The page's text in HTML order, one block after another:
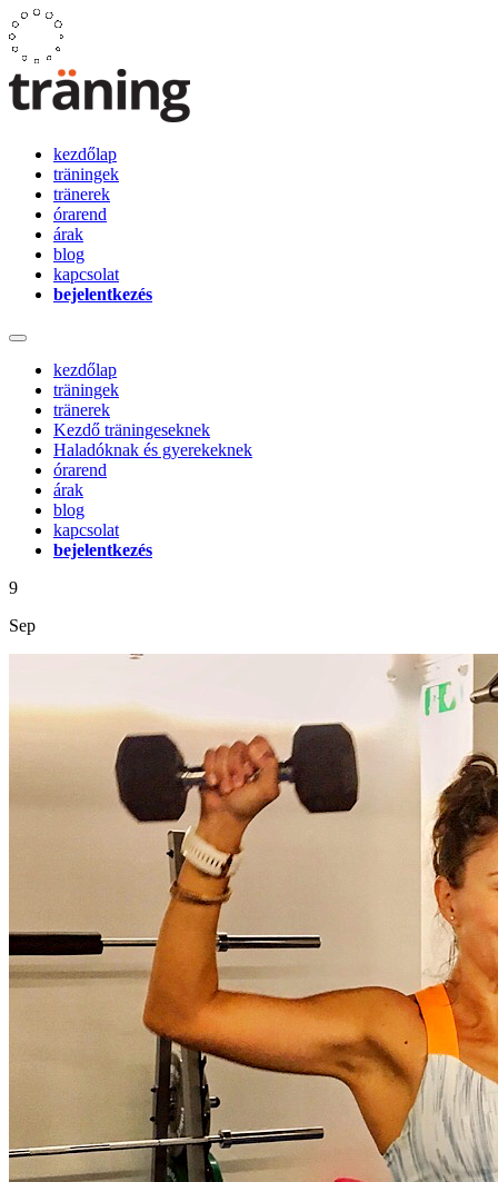
kezdőlap
träningek
tränerek
órarend
árak
blog
kapcsolat
bejelentkezés
kezdőlap
träningek
tränerek
Kezdő träningeseknek
Haladóknak és gyerekeknek
órarend
árak
blog
kapcsolat
bejelentkezés
9
Sep